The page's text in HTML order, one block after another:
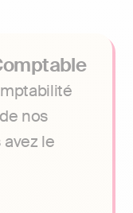
nos
le